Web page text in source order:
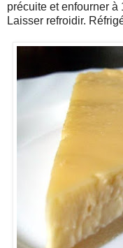
précuite et enfourner à
Laisser refroidir.